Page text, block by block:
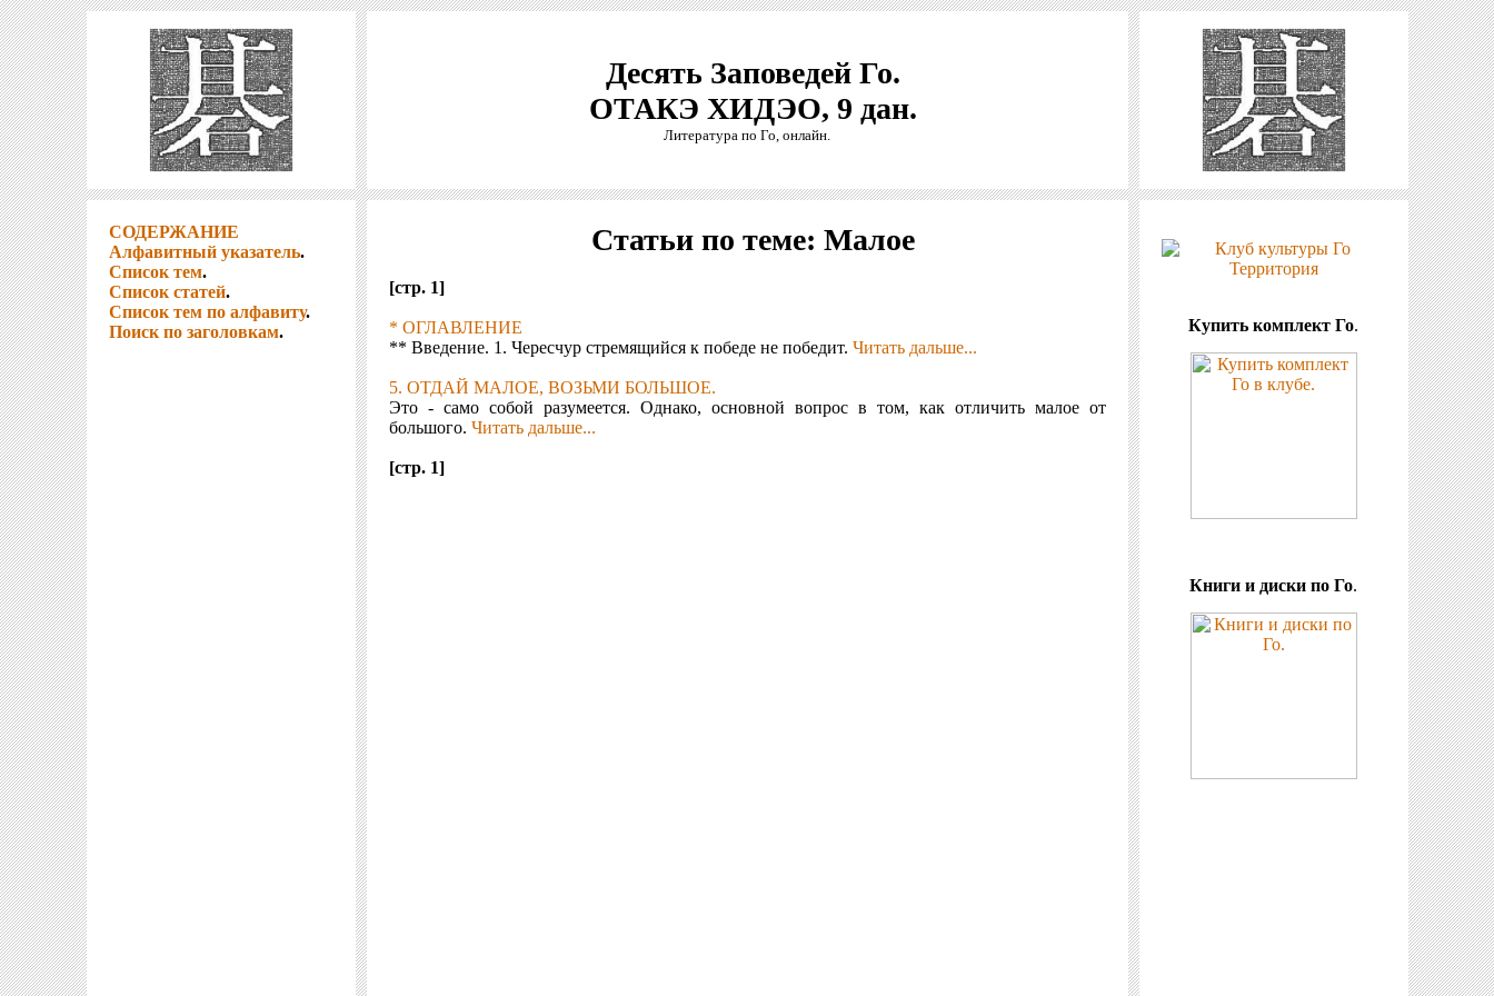
Десять Заповедей Го.
ОТАКЭ ХИДЭО, 9 дан.
Литература по Го, онлайн.
СОДЕРЖАНИЕ
Алфавитный указатель.
Список тем.
Список статей.
Список тем по алфавиту.
Поиск по заголовкам.
Статьи по теме: Малое
[стр. 1]
* ОГЛАВЛЕНИЕ
** Введение. 1. Чересчур стремящийся к победе не победит. Читать дальше...
5. ОТДАЙ МАЛОЕ, ВОЗЬМИ БОЛЬШОЕ.
Это - само собой разумеется. Однако, основной вопрос в том, как отличить малое от
большого. Читать дальше...
[стр. 1]
Купить комплект Го.
Книги и диски по Го.